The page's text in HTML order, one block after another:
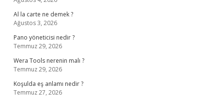
Al la carte ne demek ?
Ağustos 3, 2026
Pano yöneticisi nedir ?
Temmuz 29, 2026
Wera Tools nerenin malı ?
Temmuz 29, 2026
Koşulda eş anlamı nedir ?
Temmuz 27, 2026